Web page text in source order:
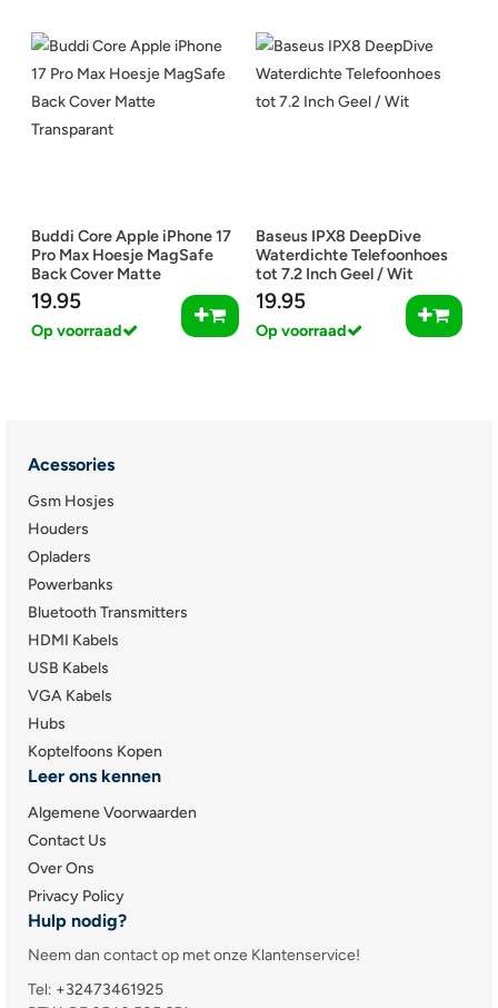
Buddi Core Apple iPhone 17
Pro Max Hoesje MagSafe
Back Cover Matte
Transparant
19.95
Op voorraad
Baseus IPX8 DeepDive
Waterdichte Telefoonhoes
tot 7.2 Inch Geel / Wit
19.95
Op voorraad
Acessories
Gsm Hosjes
Houders
Opladers
Powerbanks
Bluetooth Transmitters
HDMI Kabels
USB Kabels
VGA Kabels
Hubs
Koptelfoons Kopen
Leer ons kennen
Algemene Voorwaarden
Contact Us
Over Ons
Privacy Policy
Hulp nodig?
Neem dan contact op met onze Klantenservice!
Tel: +32473461925